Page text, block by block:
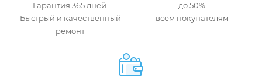
Гарантия 365 дней.
Быстрый и качественный
ремонт
до 50%
всем покупателям